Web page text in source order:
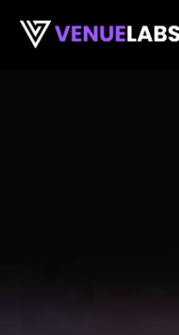
Meteen naar de inhoud